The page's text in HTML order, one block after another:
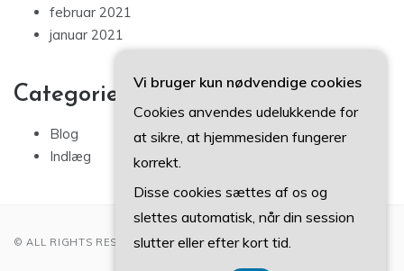
februar 2021
januar 2021
Categories
Blog
Indlæg
© ALL RIGHTS RESERVED 2022
Vi bruger kun nødvendige cookies
Cookies anvendes udelukkende for
at sikre, at hjemmesiden fungerer
korrekt.
Disse cookies sættes af os og
slettes automatisk, når din session
slutter eller efter kort tid.